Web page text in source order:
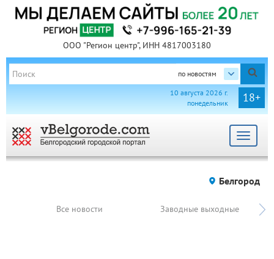
ООО "Регион центр", ИНН 4817003180
по новостям
18+
10 августа 2026 г.
понедельник
Toggle
Белгород
Все новости Заводные выходные